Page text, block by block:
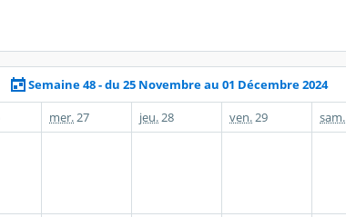
Semaine 48 - du 25 Novembre au 01 Décembre 2024
mer. 27 jeu. 28 ven. 29 sam.